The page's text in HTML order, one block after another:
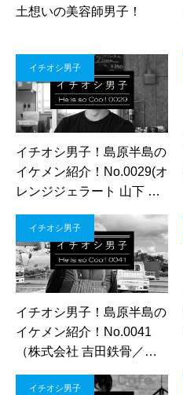
土想いの美容師男子！
イチオシ男子
イチオシ男子！島原半島の
イケメン紹介！No.0029(オ
レンジジェラート 山下 晃
イチオシ男子
イチオシ男子！島原半島の
イケメン紹介！No.0041
（株式会社 吉田鉄骨／横
イチオシ男子